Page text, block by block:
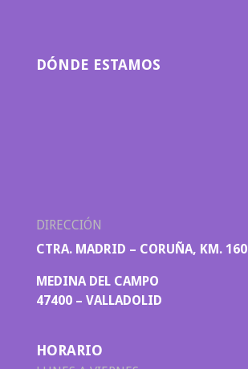
DÓNDE ESTAMOS
DIRECCIÓN
CTRA. MADRID – CORUÑA, KM. 160
MEDINA DEL CAMPO
47400 – VALLADOLID
HORARIO